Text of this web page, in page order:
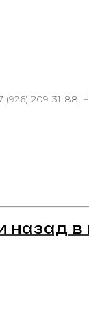
209-31-88,
назад